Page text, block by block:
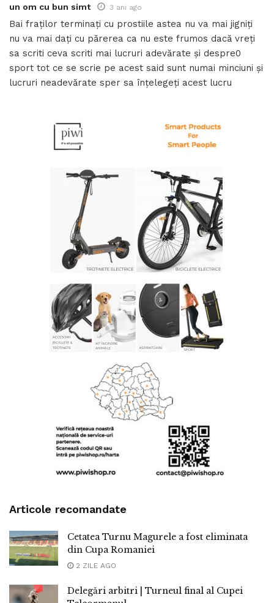
un om cu bun simt 3 ani ago
Bai fraților terminați cu prostiile astea nu va mai jigniți
nu va mai dați cu părerea ca nu este frumos dacă vreți
sa scriti ceva scriti mai lucruri adevărate și despre0
sport tot ce se scrie pe acest said sunt numai minciuni și
lucruri neadevărate sper sa înțelegeți acest lucru
Articole recomandate
Cetatea Turnu Magurele a fost eliminata
din Cupa Romaniei
2 ZILE AGO
Delegări arbitri | Turneul final al Cupei